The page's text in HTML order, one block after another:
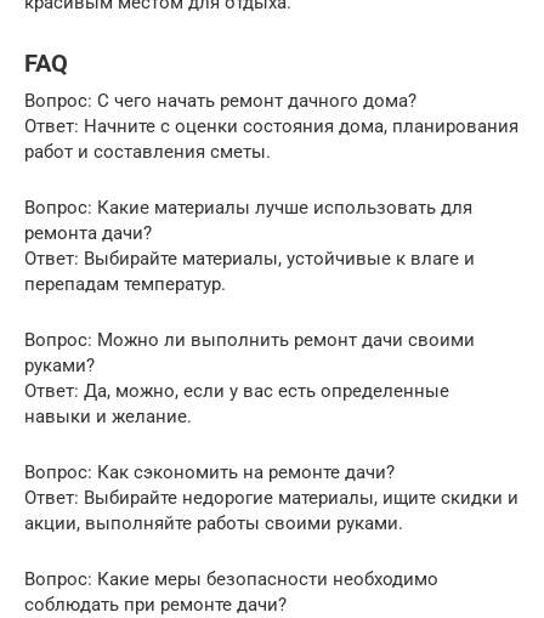
FAQ
Вопрос: С чего начать ремонт дачного дома?
Ответ: Начните с оценки состояния дома, планирования
работ и составления сметы.
Вопрос: Какие материалы лучше использовать для
ремонта дачи?
Ответ: Выбирайте материалы, устойчивые к влаге и
перепадам температур.
Вопрос: Можно ли выполнить ремонт дачи своими
руками?
Ответ: Да, можно, если у вас есть определенные
навыки и желание.
Вопрос: Как сэкономить на ремонте дачи?
Ответ: Выбирайте недорогие материалы, ищите скидки и
акции, выполняйте работы своими руками.
Вопрос: Какие меры безопасности необходимо
соблюдать при ремонте дачи?